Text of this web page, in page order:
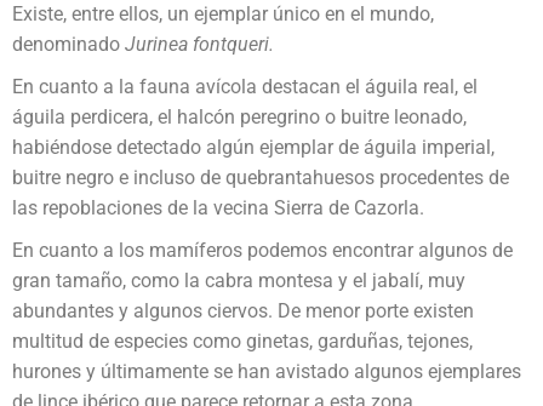
Existe, entre ellos, un ejemplar único en el mundo,
denominado Jurinea fontqueri.
En cuanto a la fauna avícola destacan el águila real, el
águila perdicera, el halcón peregrino o buitre leonado,
habiéndose detectado algún ejemplar de águila imperial,
buitre negro e incluso de quebrantahuesos procedentes de
las repoblaciones de la vecina Sierra de Cazorla.
En cuanto a los mamíferos podemos encontrar algunos de
gran tamaño, como la cabra montesa y el jabalí, muy
abundantes y algunos ciervos. De menor porte existen
multitud de especies como ginetas, garduñas, tejones,
hurones y últimamente se han avistado algunos ejemplares
de lince ibérico que parece retornar a esta zona.